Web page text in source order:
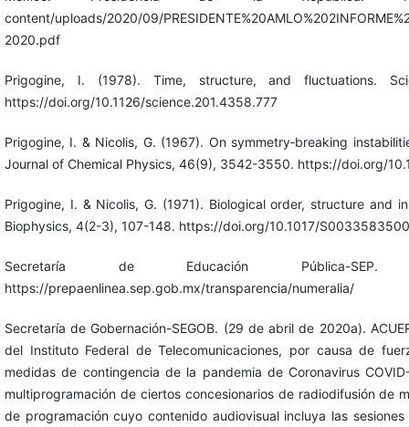
content/uploads/2020/09/
2020.pdf
Prigogine, I. (1978). Time, structure, and fluctuations.
https://doi.org/10.1126/science.201.4358.777
Prigogine, I. & Nicolis, G. (1967). On symmetry‐breaking
Journal of Chemical Physics, 46(9), 3542-3550. https://doi.org/
Prigogine, I. & Nicolis, G. (1971). Biological order, structure and
Biophysics, 4(2-3), 107-148. https://doi.org/10.1017/
Secretaría de Educación Pública-SEP.
https://prepaenlinea.sep.gob.mx/transparencia/numeralia/
Secretaría de Gobernación-SEGOB. (29 de abril de 2020a).
del Instituto Federal de Telecomunicaciones, por causa de
medidas de contingencia de la pandemia de Coronavirus
multiprogramación de ciertos concesionarios de radiodifusión de
de programación cuyo contenido audiovisual incluya las